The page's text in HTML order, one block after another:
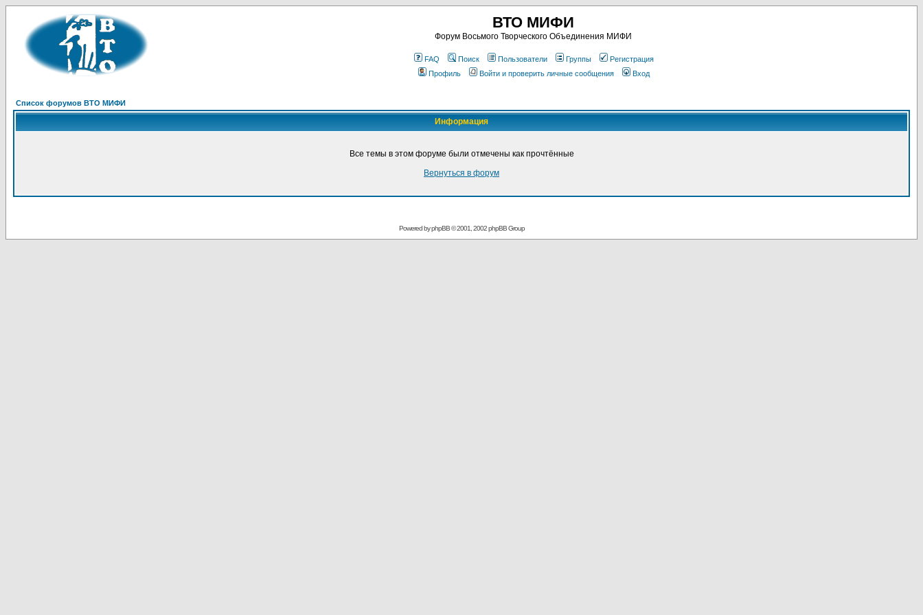
ВТО МИФИ
Форум Восьмого Творческого Объединения МИФИ
FAQ Поиск Пользователи Группы
Регистрация
Профиль
Войти и проверить личные сообщения Вход
Список форумов ВТО МИФИ
Информация
Все темы в этом форуме были отмечены как прочтённые
Вернуться в форум
Powered byphpBB© 2001, 2002 phpBB Group